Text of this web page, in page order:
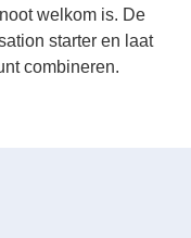
welkom is. De
starter en laat
combineren.